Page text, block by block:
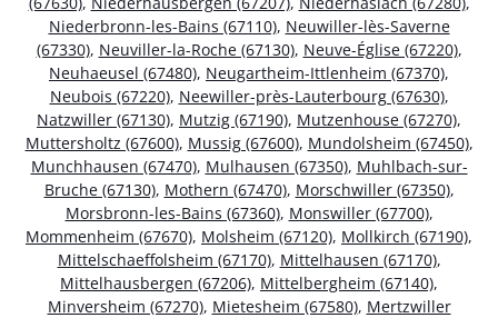
Niederbronn-les-Bains (67110), Neuwiller-lès-Saverne
(67330), Neuviller-la-Roche (67130), Neuve-Église (67220),
Neuhaeusel (67480), Neugartheim-Ittlenheim (67370),
Neubois (67220), Neewiller-près-Lauterbourg (67630),
Natzwiller (67130), Mutzig (67190), Mutzenhouse (67270),
Muttersholtz (67600), Mussig (67600), Mundolsheim (67450),
Munchhausen (67470), Mulhausen (67350), Muhlbach-sur-
Bruche (67130), Mothern (67470), Morschwiller (67350),
Morsbronn-les-Bains (67360), Monswiller (67700),
Mommenheim (67670), Molsheim (67120), Mollkirch (67190),
Mittelschaeffolsheim (67170), Mittelhausen (67170),
Mittelhausbergen (67206), Mittelbergheim (67140),
Minversheim (67270), Mietesheim (67580), Mertzwiller